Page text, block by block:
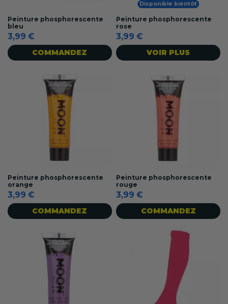
Peinture phosphorescente
bleu
3,99 €
COMMANDEZ
Disponible bientôt
Peinture phosphorescente
rose
3,99 €
VOIR PLUS
Peinture phosphorescente
orange
3,99 €
COMMANDEZ
Peinture phosphorescente
rouge
3,99 €
COMMANDEZ